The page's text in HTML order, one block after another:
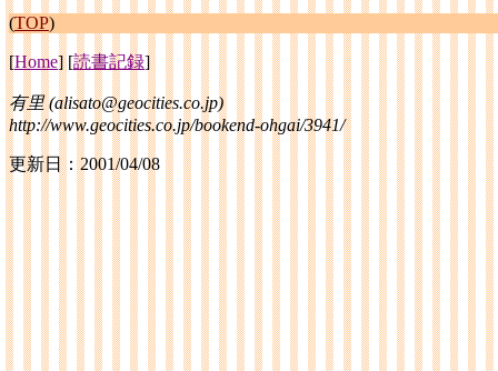
(TOP)
[Home] [読書記録]
有里 (alisato@geocities.co.jp)
http://www.geocities.co.jp/bookend-ohgai/3941/
更新日：2001/04/08